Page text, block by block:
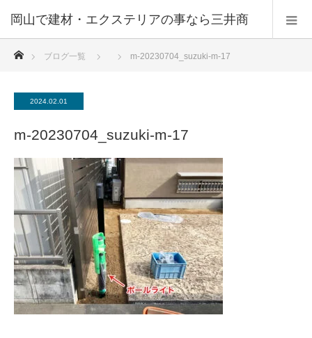
ブログ一覧 m-20230704_suzuki-m-17
2024.02.01
m-20230704_suzuki-m-17